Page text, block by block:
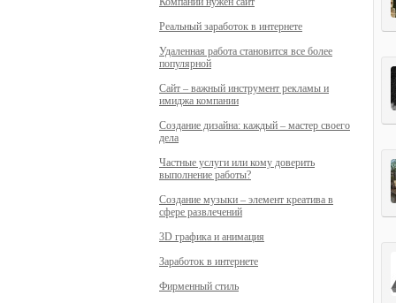
Реальный заработок в интернете
Удаленная работа становится все более
популярной
Сайт – важный инструмент рекламы и
имиджа компании
Создание дизайна: каждый – мастер своего
дела
Частные услуги или кому доверить
выполнение работы?
Создание музыки – элемент креатива в
сфере развлечений
3D графика и анимация
Заработок в интернете
Фирменный стиль